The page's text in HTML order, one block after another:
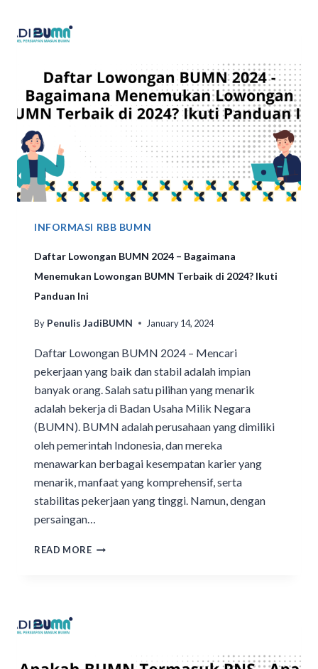
INFORMASI RBB BUMN
Daftar Lowongan BUMN 2024 – Bagaimana
Menemukan Lowongan BUMN Terbaik di 2024? Ikuti
Panduan Ini
By Penulis JadiBUMN January 14, 2024
Daftar Lowongan BUMN 2024 – Mencari
pekerjaan yang baik dan stabil adalah impian
banyak orang. Salah satu pilihan yang menarik
adalah bekerja di Badan Usaha Milik Negara
(BUMN). BUMN adalah perusahaan yang dimiliki
oleh pemerintah Indonesia, dan mereka
menawarkan berbagai kesempatan karier yang
menarik, manfaat yang komprehensif, serta
stabilitas pekerjaan yang tinggi. Namun, dengan
persaingan…
READ MORE